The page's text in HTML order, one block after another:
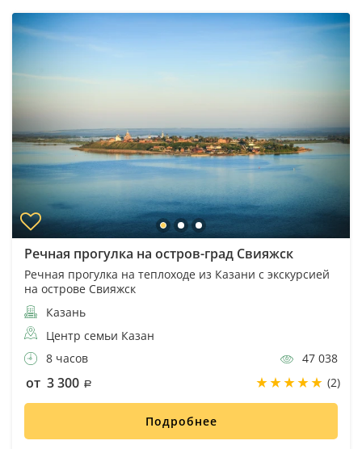
Речная прогулка на остров-град Свияжск
Речная прогулка на теплоходе из Казани с экскурсией
на острове Свияжск
Казань
Центр семьи Казан
8 часов
47 038
от 3 300 (2)
Подробнее